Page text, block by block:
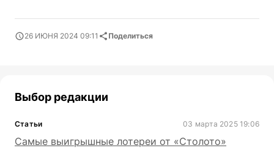
26 ИЮНЯ 2024 09:11 Поделиться
Выбор редакции
Статьи 03 марта 2025 19:06
Самые выигрышные лотереи от «Столото»